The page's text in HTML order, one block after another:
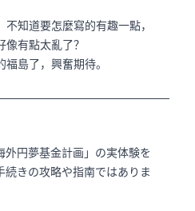
知道要怎麼寫的有趣一點，
有點太亂了？
島了，興奮期待。
外円夢基金計画」の実体験を
きの攻略や指南ではありま